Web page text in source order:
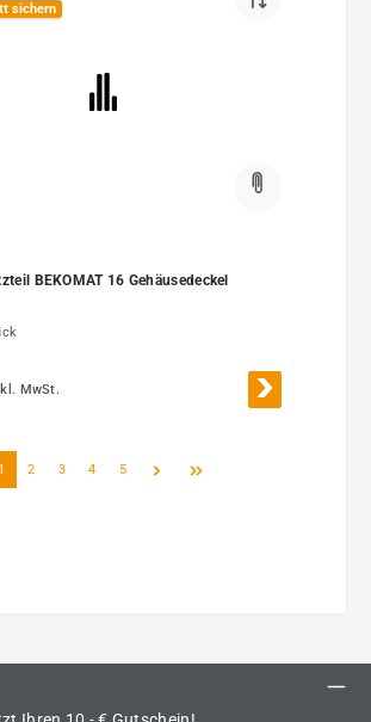
sichern
BEKOMAT 16 Gehäusedeckel
MwSt.
Seite
1 Seite
2 Seite
3 Seite
4 Seite
5